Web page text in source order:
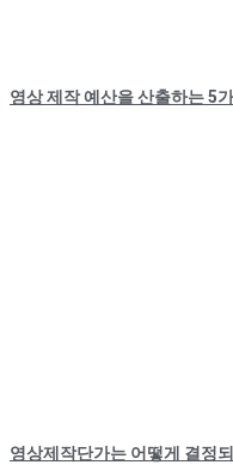
영상 제작 예산을 산출하는 5
영상제작단가는 어떻게 결정